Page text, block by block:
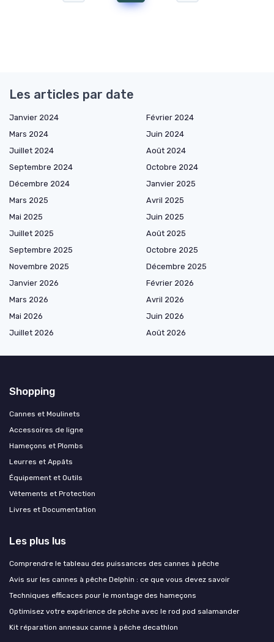
Les articles par date
Janvier 2024
Février 2024
Mars 2024
Juin 2024
Juillet 2024
Août 2024
Septembre 2024
Octobre 2024
Décembre 2024
Janvier 2025
Mars 2025
Avril 2025
Mai 2025
Juin 2025
Juillet 2025
Août 2025
Septembre 2025
Octobre 2025
Novembre 2025
Décembre 2025
Janvier 2026
Février 2026
Mars 2026
Avril 2026
Mai 2026
Juin 2026
Juillet 2026
Août 2026
Shopping
Cannes et Moulinets
Accessoires de ligne
Hameçons et Plombs
Leurres et Appâts
Équipement et Outils
Vêtements et Protection
Livres et Documentation
Les plus lus
Comprendre le tableau des puissances des cannes à pêche
Avis sur les cannes à pêche Delphin : ce que vous devez savoir
Techniques efficaces pour le montage des hameçons
Optimisez votre expérience de pêche avec le rod pod salamander
Kit réparation anneaux canne à pêche decathlon